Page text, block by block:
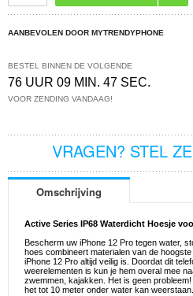
AANBEVOLEN DOOR MYTRENDYPHONE
BESTEL BINNEN DE VOLGENDE
76 UUR 09 MIN. 46 SEC.
VOOR ZENDING VANDAAG!
VRAGEN? STEL
Omschrijving
Active Series IP68 Waterdicht Hoesje
Bescherm uw iPhone 12 Pro tegen water,
hoes combineert materialen van de
iPhone 12 Pro altijd veilig is. Doordat dit
weerelementen is kun je hem overal mee
zwemmen, kajakken. Het is geen
het tot 10 meter onder water kan weerstaan.